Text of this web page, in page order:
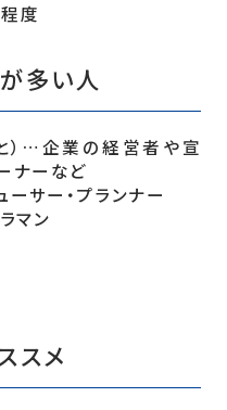
度
多い人
）…企業の経営者や宣
ナーなど
ーサー・プランナー
マン
スメ